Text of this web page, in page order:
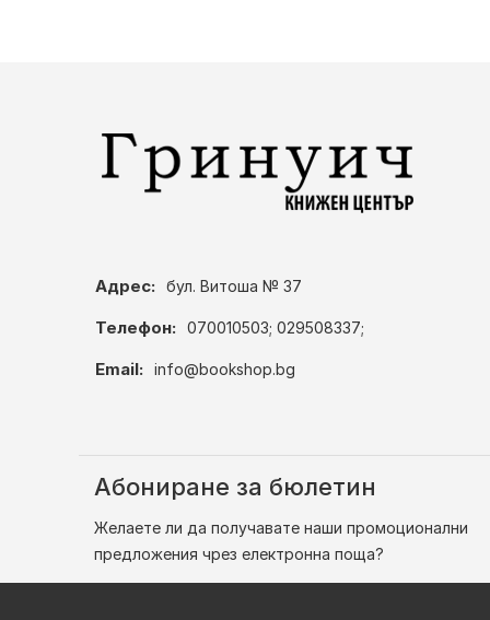
Адрес: бул. Витоша № 37
Телефон: 070010503; 029508337;
Email: info@bookshop.bg
Абониране за бюлетин
Желаете ли да получавате наши промоционални
предложения чрез електронна поща?